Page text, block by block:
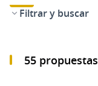
Filtrar y buscar
55 propuestas